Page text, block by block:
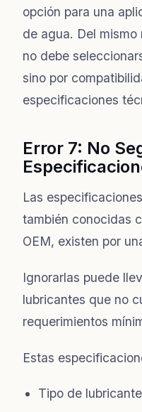
opción para una
de agua. Del
no debe
sino por
especificaciones
Error 7: No
Las
también conocidas
OEM, existen por
Ignorarlas puede
lubricantes que no
requerimientos
Estas
Tipo de